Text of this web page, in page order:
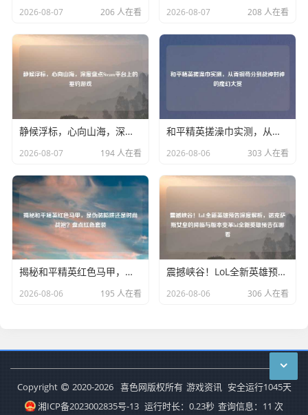
2026-08-07 206 人在看 2026-08-07 208 人在看
静候浮标，心向山海，深度盘点Steam平台上的垂钓游戏
2026-08-07 194 人在看
和平精英搓澡巾实测，从青铜苟分到战神封神的魔幻大赏
2026-08-06 303 人在看
揭秘和平精英红色马甲，是伪装陷阱还是时尚战袍？盘点红色套装
2026-08-06 195 人在看
震撼峡谷！LoL全新英雄预告深度解析，诺克萨斯女皇的降临与版本变革lol全新英雄预告在哪看
2026-08-06 306 人在看
Copyright 2020-2026 喜色网版权所有 游戏资讯 安全运行1045天
湘ICP备2023002835号-13 运行时长：0.23秒 查询信息：11 次